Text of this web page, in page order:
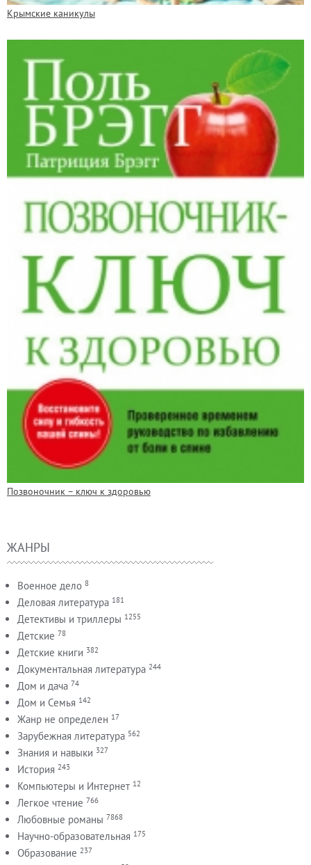
Крымские каникулы
Позвоночник – ключ к здоровью
ЖАНРЫ
Военное дело 8
Деловая литература 181
Детективы и триллеры 1255
Детские 78
Детские книги 382
Документальная литература 244
Дом и дача 74
Дом и Семья 142
Жанр не определен 17
Зарубежная литература 562
Знания и навыки 327
История 243
Компьютеры и Интернет 12
Легкое чтение 766
Любовные романы 7868
Научно-образовательная 175
Образование 237